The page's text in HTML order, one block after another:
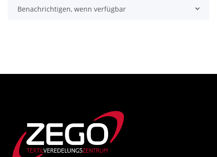
Benachrichtigen, wenn verfügbar